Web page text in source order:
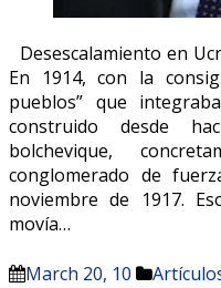
Desescalamiento en
En 1914, con la
pueblos” que
construido desde
bolchevique,
conglomerado de
noviembre de 1917.
movía…
March 20, 10